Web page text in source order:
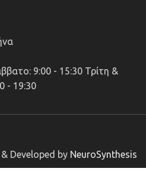
9:00 - 15:30 Τρίτη &
- 19:30
Developed by NeuroSynthesis